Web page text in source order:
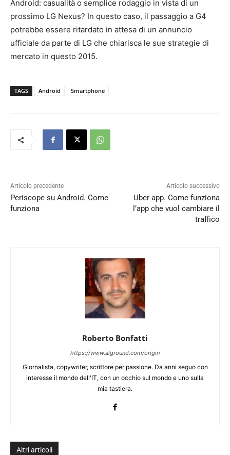
Android: casualità o semplice rodaggio in vista di un
prossimo LG Nexus? In questo caso, il passaggio a G4
potrebbe essere ritardato in attesa di un annuncio
ufficiale da parte di LG che chiarisca le sue strategie di
mercato in questo 2015.
TAGS Android Smartphone
Articolo precedente
Periscope su Android. Come
funziona
Articolo successivo
Uber app. Come funziona
l’app che vuol cambiare il
traffico
Roberto Bonfatti
https://www.alground.com/origin
Giornalista, copywriter, scrittore per passione. Da anni seguo con
interesse il mondo dell'IT, con un occhio sul mondo e uno sulla
mia tastiera.
Altri articoli